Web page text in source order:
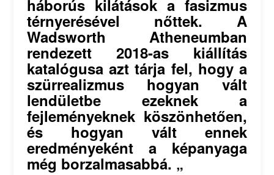
háborús kilátások a fasizmus
térnyerésével nőttek. A
Wadsworth Atheneumban
rendezett 2018-as kiállítás
katalógusa azt tárja fel, hogy a
szürrealizmus hogyan vált
lendületbe ezeknek a
fejleményeknek köszönhetően,
és hogyan vált ennek
eredményeként a képanyaga
még borzalmasabbá. „